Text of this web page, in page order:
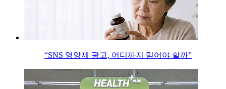
“SNS 영양제 광고, 어디까지 믿어야 할까”